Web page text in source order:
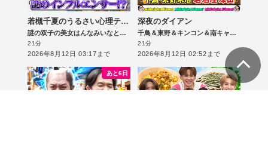
若槻千夏のうるさい心理テスト
謎の双子の美女はんなみいなと恋愛心理テスト！
21分
2026年8月12日 03:17まで
深夜のダイアン
千鳥＆東野＆キンコン＆南キャン来店 居酒屋津田でスー!!未公開連発SP
21分
2026年8月12日 02:52まで
あと6日